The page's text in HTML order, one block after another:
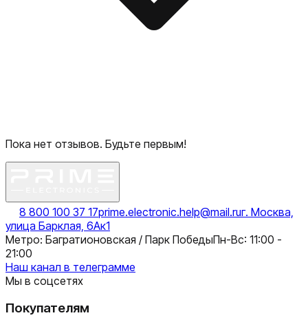
Пока нет отзывов. Будьте первым!
8 800 100 37 17prime.electronic.help@mail.ruг. Москва,
улица Барклая, 6Ак1
Метро: Багратионовская / Парк ПобедыПн-Вс: 11:00 -
21:00
Наш канал в телеграмме
Мы в соцсетях
Покупателям